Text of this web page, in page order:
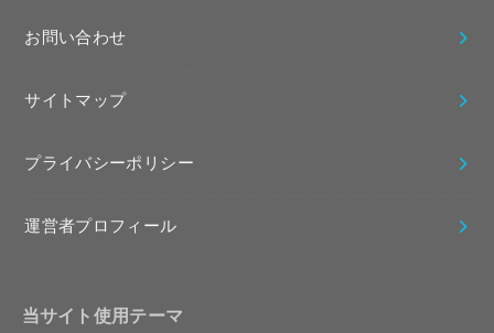
お問い合わせ
サイトマップ
プライバシーポリシー
運営者プロフィール
当サイト使用テーマ